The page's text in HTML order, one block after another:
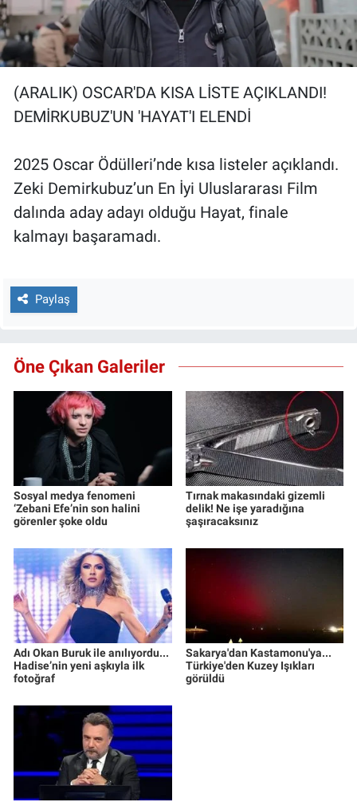
(ARALIK) OSCAR'DA KISA LİSTE AÇIKLANDI!
DEMİRKUBUZ'UN 'HAYAT'I ELENDİ
2025 Oscar Ödülleri’nde kısa listeler açıklandı.
Zeki Demirkubuz’un En İyi Uluslararası Film
dalında aday adayı olduğu Hayat, finale
kalmayı başaramadı.
Paylaş
Öne Çıkan Galeriler
Sosyal medya fenomeni
‘Zebani Efe’nin son halini
görenler şoke oldu
Tırnak makasındaki gizemli
delik! Ne işe yaradığına
şaşıracaksınız
Adı Okan Buruk ile anılıyordu...
Hadise’nin yeni aşkıyla ilk
fotoğraf
Sakarya'dan Kastamonu'ya...
Türkiye'den Kuzey Işıkları
görüldü